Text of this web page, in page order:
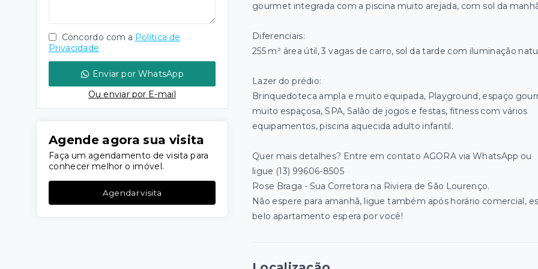
Concordo com a Política de
Privacidade
Enviar por WhatsApp
Ou enviar por E-mail
Agende agora sua visita
Faça um agendamento de visita para
conhecer melhor o imóvel.
Agendar visita
gourmet integrada com a piscina muito arejada, com sol da
Diferenciais:
255 m² área útil, 3 vagas de carro, sol da tarde com iluminação
Lazer do prédio:
Brinquedoteca ampla e muito equipada, Playground, espaço
muito espaçosa, SPA, Salão de jogos e festas, fitness com vários
equipamentos, piscina aquecida adulto infantil.
Quer mais detalhes? Entre em contato AGORA via WhatsApp ou
ligue (13) 99606-8505
Rose Braga - Sua Corretora na Riviera de São Lourenço.
Não espere para amanhã, ligue também após horário comercial,
belo apartamento espera por você!